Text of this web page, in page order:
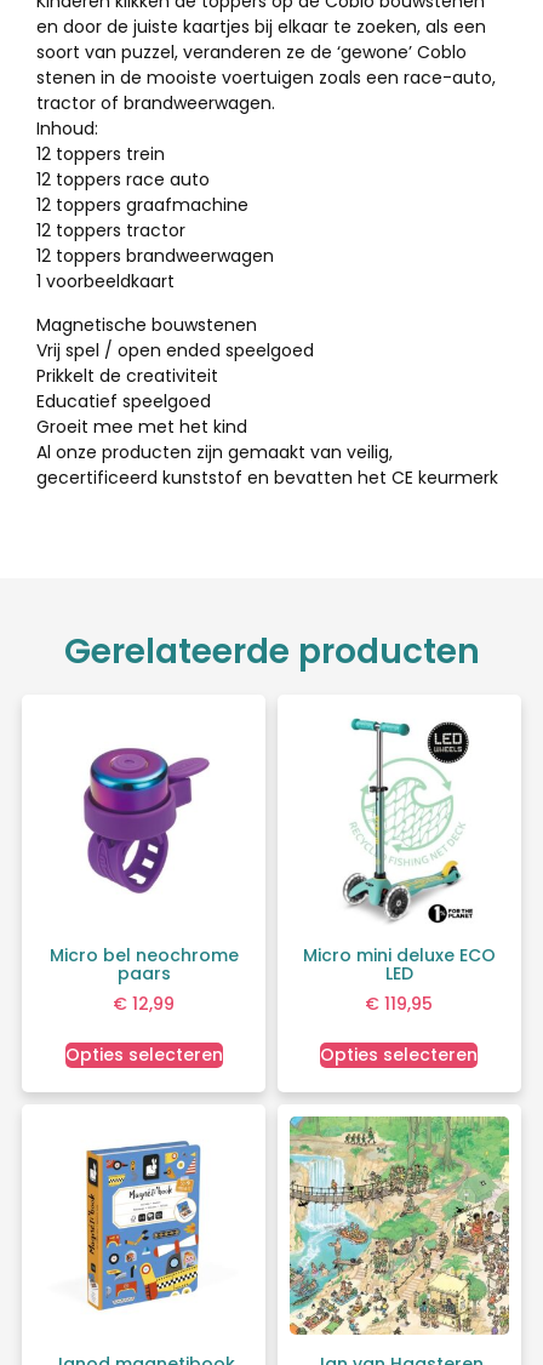
en door de juiste kaartjes bij elkaar te zoeken, als een
soort van puzzel, veranderen ze de ‘gewone’ Coblo
stenen in de mooiste voertuigen zoals een race-auto,
tractor of brandweerwagen.
Inhoud:
12 toppers trein
12 toppers race auto
12 toppers graafmachine
12 toppers tractor
12 toppers brandweerwagen
1 voorbeeldkaart
Magnetische bouwstenen
Vrij spel / open ended speelgoed
Prikkelt de creativiteit
Educatief speelgoed
Groeit mee met het kind
Al onze producten zijn gemaakt van veilig,
gecertificeerd kunststof en bevatten het CE keurmerk
Gerelateerde producten
Micro bel neochrome
paars
€ 12,99
Opties selecteren
Micro mini deluxe ECO
LED
€ 119,95
Opties selecteren